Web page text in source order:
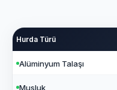
Hurda Türü
Alüminyum Talaşı
Musluk